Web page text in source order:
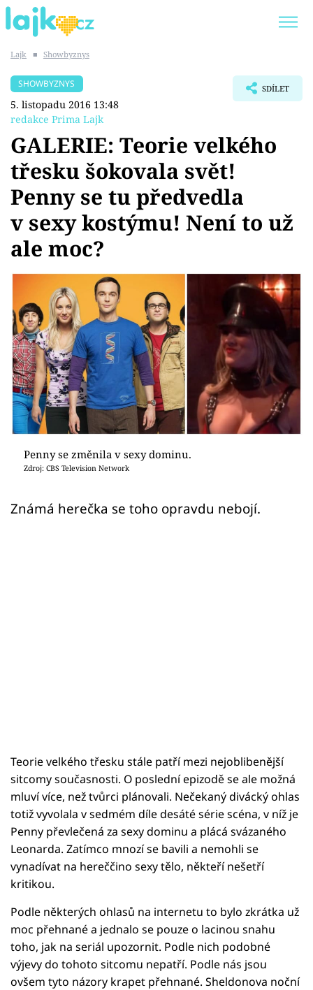
SHOPAHOLICADEL
Témata
Showbyznys
Youtubeři
Virály
Sex a vztahy
Videa
Sledujte prima+
Přihlášení
Lajk ■ Showbyznys
SHOWBYZNYS
5. listopadu 2016 13:48
redakce Prima Lajk
SDÍLET
GALERIE: Teorie velkého
třesku šokovala svět!
Penny se tu předvedla
v sexy kostýmu! Není to už
ale moc?
Penny se změnila v sexy dominu.
Zdroj: CBS Television Network
Známá herečka se toho opravdu nebojí.
Teorie velkého třesku stále patří mezi nejoblibenější
sitcomy současnosti. O poslední epizodě se ale možná
mluví více, než tvůrci plánovali. Nečekaný divácký ohlas
totiž vyvolala v sedmém díle desáté série scéna, v níž je
Penny převlečená za sexy dominu a plácá svázaného
Leonarda. Zatímco mnozí se bavili a nemohli se
vynadívat na hereččino sexy tělo, někteří nešetří
kritikou.
Podle některých ohlasů na internetu to bylo zkrátka už
moc přehnané a jednalo se pouze o lacinou snahu
toho, jak na seriál upozornit. Podle nich podobné
výjevy do tohoto sitcomu nepatří. Podle nás jsou
ovšem tyto názory krapet přehnané. Sheldonova noční